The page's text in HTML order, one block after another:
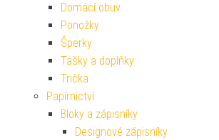
Domácí obuv
Ponožky
Šperky
Tašky a doplňky
Trička
Papírnictví
Bloky a zápisníky
Designové zápisníky